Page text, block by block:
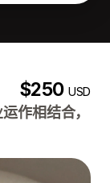
$250USD
作相结合，